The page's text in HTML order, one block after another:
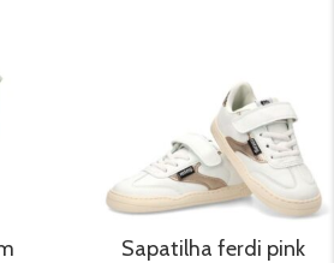
Sapatilha ferdi pink